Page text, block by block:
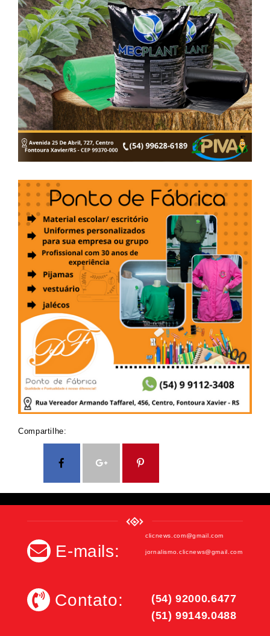
Compartilhe:
E-mails:
clicnews.com@gmail.com
jornalismo.clicnews@gmail.com
Contato:
(54) 92000.6477
(51) 99149.0488